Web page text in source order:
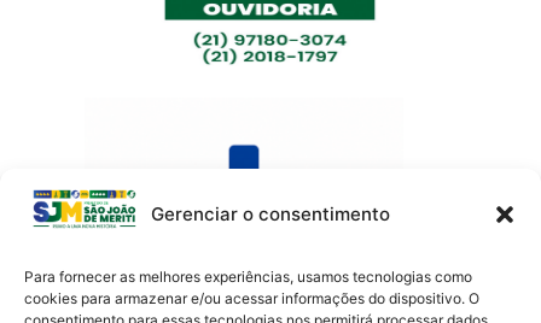
Gerenciar o consentimento
Para fornecer as melhores experiências, usamos tecnologias como
cookies para armazenar e/ou acessar informações do dispositivo. O